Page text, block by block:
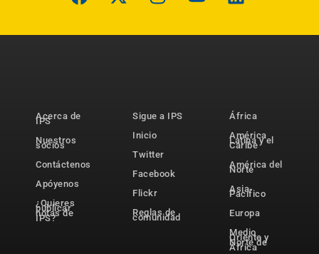
Acerca de
IPS
Nuestros
socios
Contáctenos
Apóyenos
¿Quieres
publicar
notas de
IPS?
Sigue a IPS
Inicio
Twitter
Facebook
Flickr
Reglas de
comunidad
África
América
Latina y el
Caribe
América del
Norte
Asia-
Pacífico
Europa
Medio
Oriente y
Norte de
África